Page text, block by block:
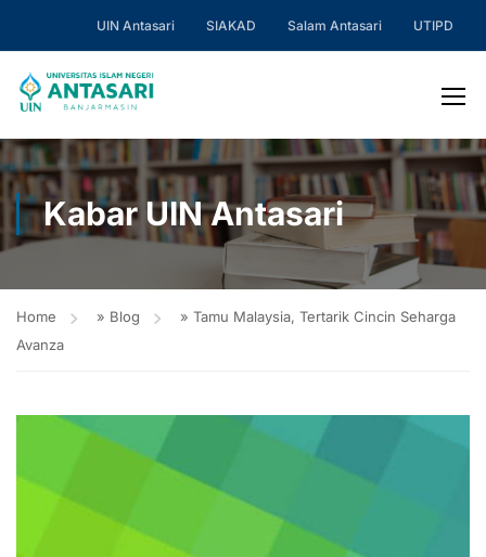
UIN Antasari SIAKAD Salam Antasari UTIPD
Kabar UIN Antasari
Home » Blog » Tamu Malaysia, Tertarik Cincin Seharga
Avanza